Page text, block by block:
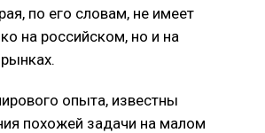
по его словам, не имеет
на российском, но и на
опыта, известны
похожей задачи на малом